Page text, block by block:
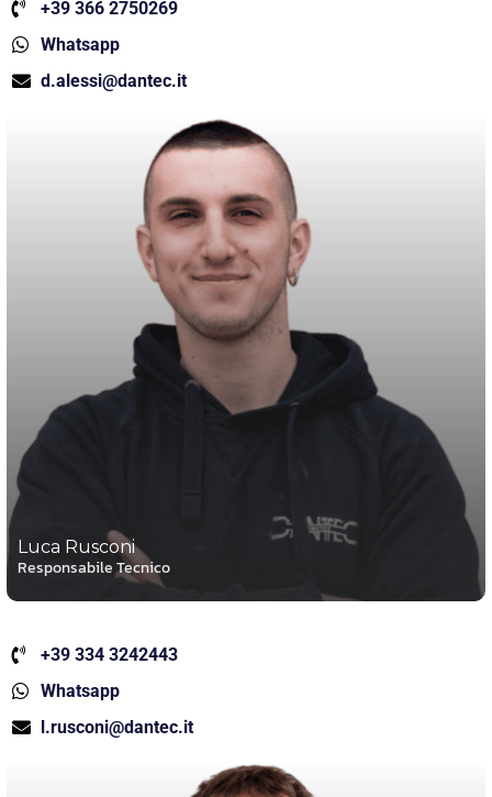
+39 366 2750269
Whatsapp
d.alessi@dantec.it
Luca Rusconi
Responsabile Tecnico
+39 334 3242443
Whatsapp
l.rusconi@dantec.it